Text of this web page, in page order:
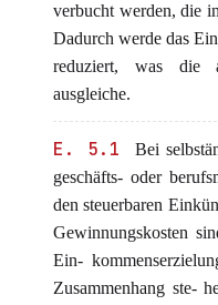
verbucht werden, die
Dadurch werde das
reduziert, was die
ausgleiche.
E. 5.1
Bei
geschäfts- oder
den steuerbaren
Gewinnungskosten
Ein-
Zusammenhang ste-